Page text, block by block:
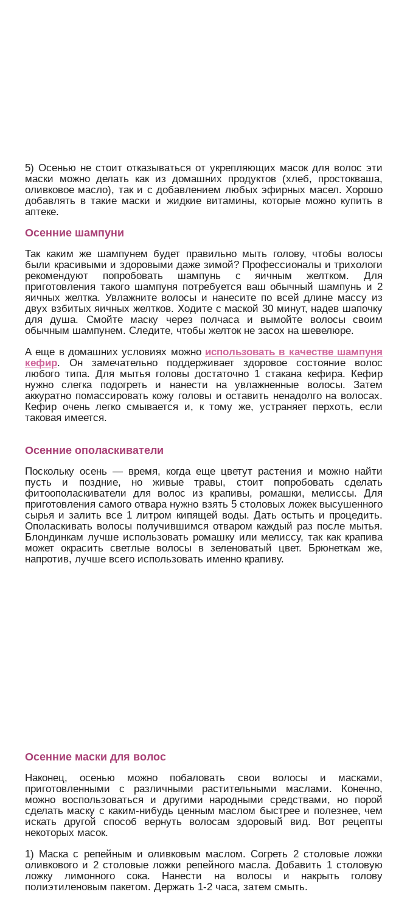
5) Осенью не стоит отказываться от укрепляющих масок для волос эти
маски можно делать как из домашних продуктов (хлеб, простокваша,
оливковое масло), так и с добавлением любых эфирных масел. Хорошо
добавлять в такие маски и жидкие витамины, которые можно купить в
аптеке.
Осенние шампуни
Так каким же шампунем будет правильно мыть голову, чтобы волосы
были красивыми и здоровыми даже зимой? Профессионалы и трихологи
рекомендуют попробовать шампунь с яичным желтком. Для
приготовления такого шампуня потребуется ваш обычный шампунь и 2
яичных желтка. Увлажните волосы и нанесите по всей длине массу из
двух взбитых яичных желтков. Ходите с маской 30 минут, надев шапочку
для душа. Смойте маску через полчаса и вымойте волосы своим
обычным шампунем. Следите, чтобы желток не засох на шевелюре.
А еще в домашних условиях можно использовать в качестве шампуня
кефир . Он замечательно поддерживает здоровое состояние волос
любого типа. Для мытья головы достаточно 1 стакана кефира. Кефир
нужно слегка подогреть и нанести на увлажненные волосы. Затем
аккуратно помассировать кожу головы и оставить ненадолго на волосах.
Кефир очень легко смывается и, к тому же, устраняет перхоть, если
таковая имеется.
Осенние ополаскиватели
Поскольку осень — время, когда еще цветут растения и можно найти
пусть и поздние, но живые травы, стоит попробовать сделать
фитоополаскиватели для волос из крапивы, ромашки, мелиссы. Для
приготовления самого отвара нужно взять 5 столовых ложек высушенного
сырья и залить все 1 литром кипящей воды. Дать остыть и процедить.
Ополаскивать волосы получившимся отваром каждый раз после мытья.
Блондинкам лучше использовать ромашку или мелиссу, так как крапива
может окрасить светлые волосы в зеленоватый цвет. Брюнеткам же,
напротив, лучше всего использовать именно крапиву.
Осенние маски для волос
Наконец, осенью можно побаловать свои волосы и масками,
приготовленными с различными растительными маслами. Конечно,
можно воспользоваться и другими народными средствами, но порой
сделать маску с каким-нибудь ценным маслом быстрее и полезнее, чем
искать другой способ вернуть волосам здоровый вид. Вот рецепты
некоторых масок.
1) Маска с репейным и оливковым маслом. Согреть 2 столовые ложки
оливкового и 2 столовые ложки репейного масла. Добавить 1 столовую
ложку лимонного сока. Нанести на волосы и накрыть голову
полиэтиленовым пакетом. Держать 1-2 часа, затем смыть.